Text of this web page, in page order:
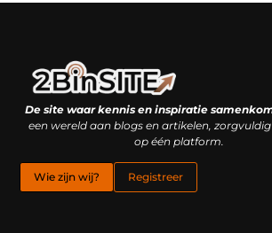
De site waar kennis en inspiratie
een wereld aan blogs en artikelen,
op één platform.
Wie zijn wij? Registreer